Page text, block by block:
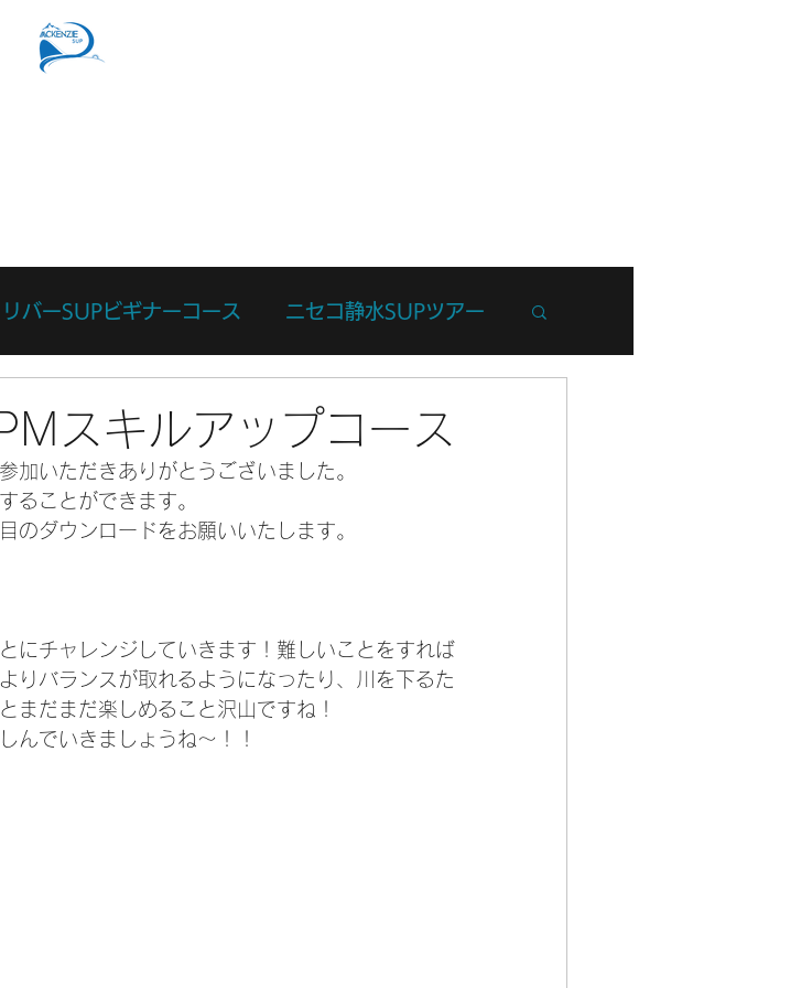
リバーSUPビギナーコース ニセコ静水SUPツアー
体験 リバーSUP体験
スキルアップコース
加いただきありがとうございました。
ることができます。
のダウンロードをお願いいたします。
にチャレンジしていきます！難しいことをすれば
りバランスが取れるようになったり、川を下るた
まだまだ楽しめること沢山ですね！
んでいきましょうね～！！